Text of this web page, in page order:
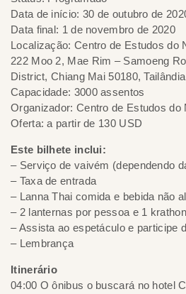
Data de início: 30 de outubro de
Data final: 1 de novembro de 2020
Localização: Centro de Estudos do
222 Moo 2, Mae Rim – Samoeng
District, Chiang Mai 50180, Tailândia
Capacidade: 3000 assentos
Organizador: Centro de Estudos do
Oferta: a partir de 130 USD
Este bilhete inclui:
– Serviço de vaivém (dependendo
– Taxa de entrada
– Lanna Thai comida e bebida não
– 2 lanternas por pessoa e 1
– Assista ao espetáculo e participe
– Lembrança
Itinerário
04:00 O ônibus o buscará no hotel